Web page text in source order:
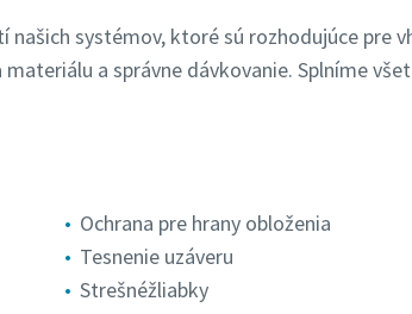
našich systémov, ktoré sú rozhodujúce pre
a správne dávkovanie. Splníme
Ochrana pre hrany obloženia
Tesnenie uzáveru
Strešnéžliabky